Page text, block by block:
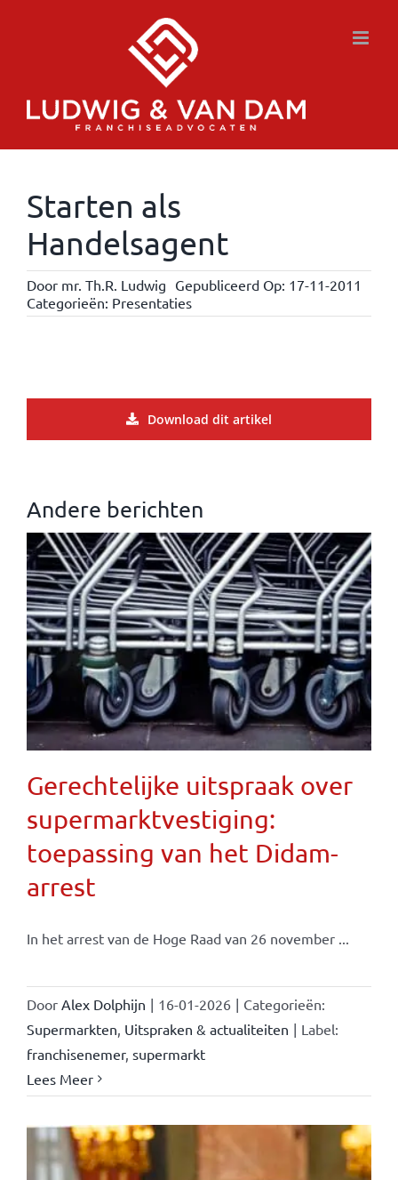
Starten als
Handelsagent
Door mr. Th.R. Ludwig Gepubliceerd Op: 17-11-2011
Categorieën: Presentaties
Download dit artikel
Andere berichten
Gerechtelijke uitspraak over
supermarktvestiging:
toepassing van het Didam-
arrest
In het arrest van de Hoge Raad van 26 november ...
Door Alex Dolphijn | 16-01-2026 | Categorieën:
Supermarkten Uitspraken & actualiteiten | Label:
franchisenemer, supermarkt
Lees Meer